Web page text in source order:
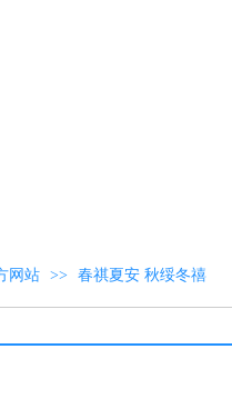
网站 >> 春祺夏安 秋绥冬禧